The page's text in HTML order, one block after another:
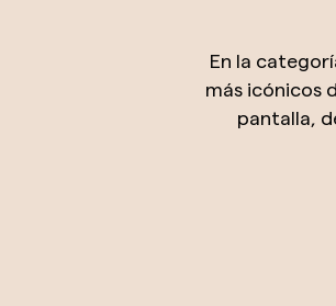
En la
más icónicos
pantalla,
sino
regalo único